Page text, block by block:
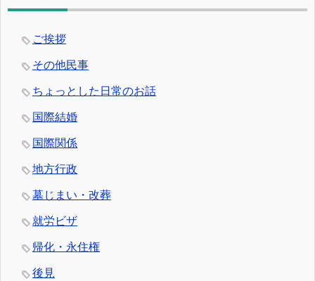
ご挨拶
その他民事
ちょっとした日常のお話
国際結婚
国際関係
地方行政
墓じまい・改葬
就労ビザ
帰化・永住権
後見